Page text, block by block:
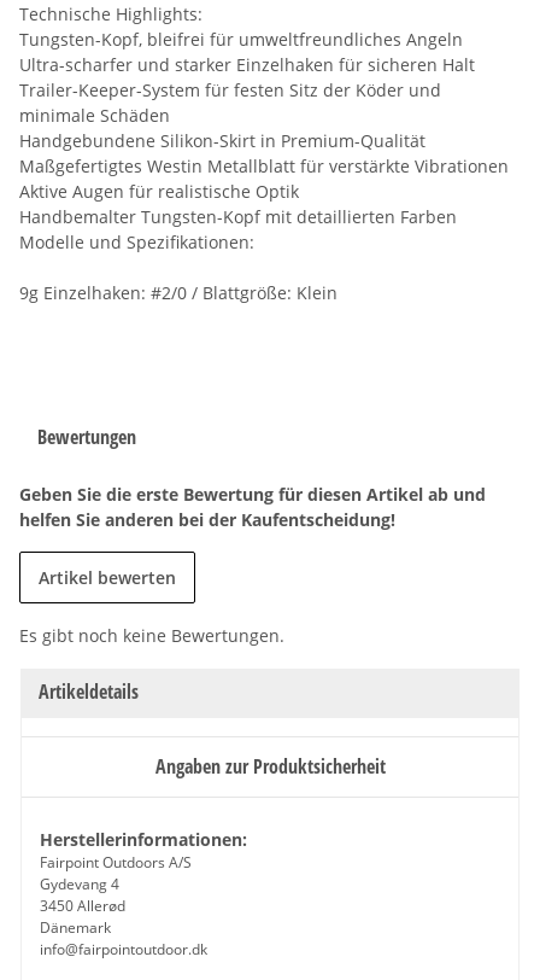
Technische Highlights:
Tungsten-Kopf, bleifrei für umweltfreundliches Angeln
Ultra-scharfer und starker Einzelhaken für sicheren Halt
Trailer-Keeper-System für festen Sitz der Köder und
minimale Schäden
Handgebundene Silikon-Skirt in Premium-Qualität
Maßgefertigtes Westin Metallblatt für verstärkte Vibrationen
Aktive Augen für realistische Optik
Handbemalter Tungsten-Kopf mit detaillierten Farben
Modelle und Spezifikationen:
9g Einzelhaken: #2/0 / Blattgröße: Klein
Bewertungen
Geben Sie die erste Bewertung für diesen Artikel ab und
helfen Sie anderen bei der Kaufentscheidung!
Artikel bewerten
Es gibt noch keine Bewertungen.
Artikeldetails
Angaben zur Produktsicherheit
Herstellerinformationen:
Fairpoint Outdoors A/S
Gydevang 4
3450 Allerød
Dänemark
info@fairpointoutdoor.dk